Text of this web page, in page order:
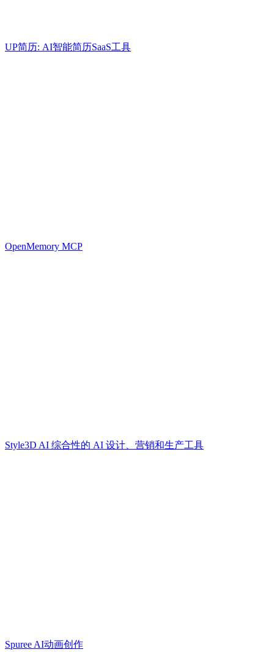
UP简历: AI智能简历SaaS工具
OpenMemory MCP
Style3D AI 综合性的 AI 设计、营销和生产工具
Spuree AI动画创作